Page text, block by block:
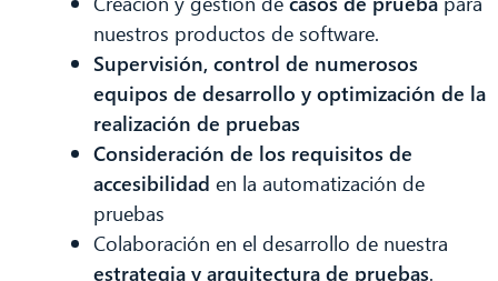
nuestros productos de software.
Supervisión, control de numerosos
equipos de desarrollo y optimización de la
realización de pruebas
Consideración de los requisitos de
accesibilidad en la automatización de
pruebas
Colaboración en el desarrollo de nuestra
estrategia y arquitectura de pruebas.